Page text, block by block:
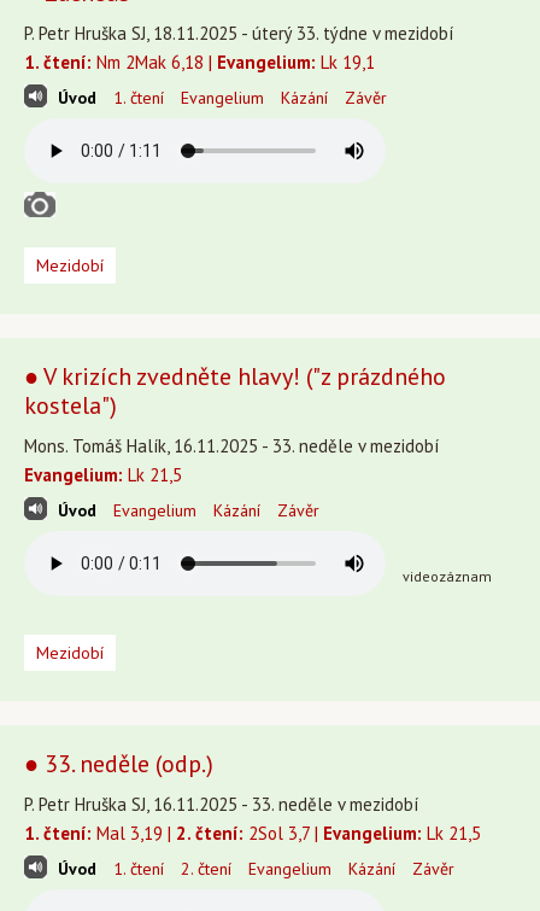
P. Petr Hruška SJ, 18.11.2025 - úterý 33. týdne v mezidobí
1. čtení: Nm 2Mak 6,18 | Evangelium: Lk 19,1
Úvod 1. čtení Evangelium Kázání Závěr
Mezidobí
● V krizích zvedněte hlavy! ("z prázdného
kostela")
Mons. Tomáš Halík, 16.11.2025 - 33. neděle v mezidobí
Evangelium: Lk 21,5
Úvod Evangelium Kázání Závěr
videozáznam
Mezidobí
● 33. neděle (odp.)
P. Petr Hruška SJ, 16.11.2025 - 33. neděle v mezidobí
1. čtení: Mal 3,19 | 2. čtení: 2Sol 3,7 | Evangelium: Lk 21,5
Úvod 1. čtení 2. čtení Evangelium Kázání Závěr